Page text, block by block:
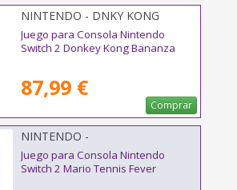
NINTENDO - DNKY KONG
BANANZA
Juego para Consola Nintendo
Switch 2 Donkey Kong Bananza
87,99 €
Comprar
NINTENDO -
Juego para Consola Nintendo
Switch 2 Mario Tennis Fever